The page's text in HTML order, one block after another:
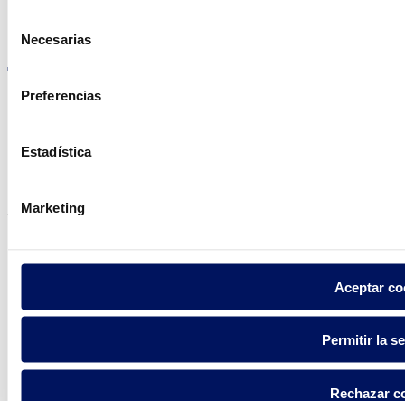
consentimiento
Necesarias
Preferencias
Estadística
Marketing
Aceptar
Permitir la
Rechazar
Política de privacidad
Fluidra S.A. 2025